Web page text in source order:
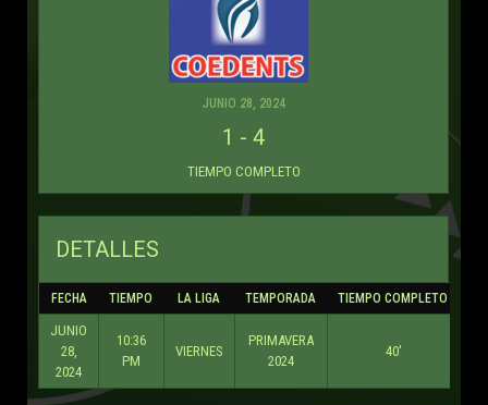
JUNIO 28, 2024
1 -4
TIEMPO COMPLETO
DETALLES
FECHA TIEMPO LA LIGA TEMPORADA TIEMPO COMPLETO
JUNIO
28,
2024
10:36
PM
VIERNES
PRIMAVERA
2024
40'